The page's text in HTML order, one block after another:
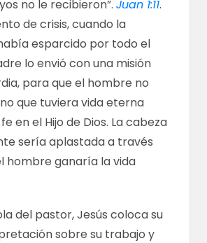
no le recibieron”.Juan 1:11.
de crisis, cuando la
esparcido por todo el
lo envió con una misión
para que el hombre no
que tuviera vida eterna
en el Hijo de Dios. La cabeza
sería aplastada a través
hombre ganaría la vida
del pastor, Jesús coloca su
sobre su trabajo y